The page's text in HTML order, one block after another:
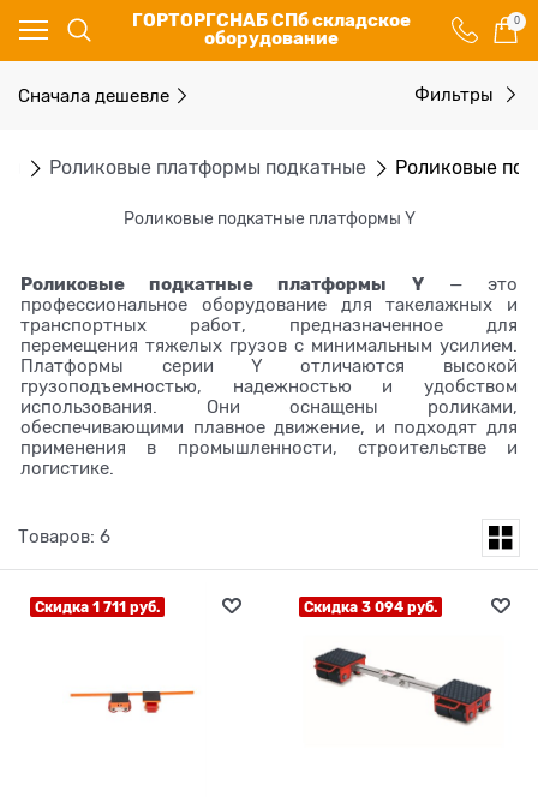
ГОРТОРГСНАБ СПб складское
оборудование
0
Роликовые платформы подкатные Роликовые
Роликовые подкатные платформы Y
Роликовые подкатные платформы Y— это
профессиональное оборудование для такелажных и
транспортных работ, предназначенное для
перемещения тяжелых грузов с минимальным усилием.
Платформы серии Y отличаются высокой
грузоподъемностью, надежностью и удобством
использования. Они оснащены роликами,
обеспечивающими плавное движение, и подходят для
применения в промышленности, строительстве и
логистике.
Сначала дешевле Фильтры
Товаров: 6
Скидка 1 711 руб. Скидка 3 094 руб.